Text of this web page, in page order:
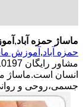
ماساژ حمزه آباد,
حمزه آباد, آموزش
انسان است.ماساژ
جسمی،روحی و